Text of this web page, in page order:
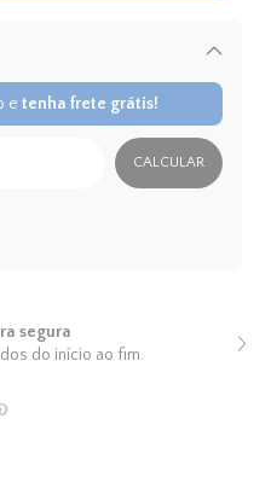
e tenha frete grátis!
CALCULAR
segura
do início ao fim.